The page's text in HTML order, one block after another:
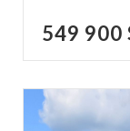
549 900